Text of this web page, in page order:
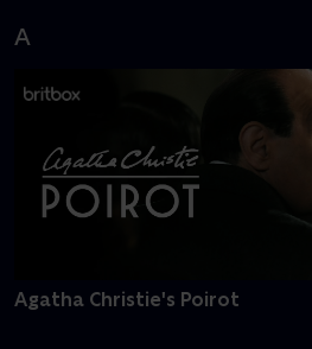
A
Agatha Christie's Poirot